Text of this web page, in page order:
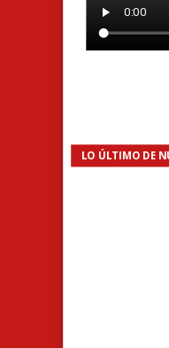
LO ÚLTIMO DE